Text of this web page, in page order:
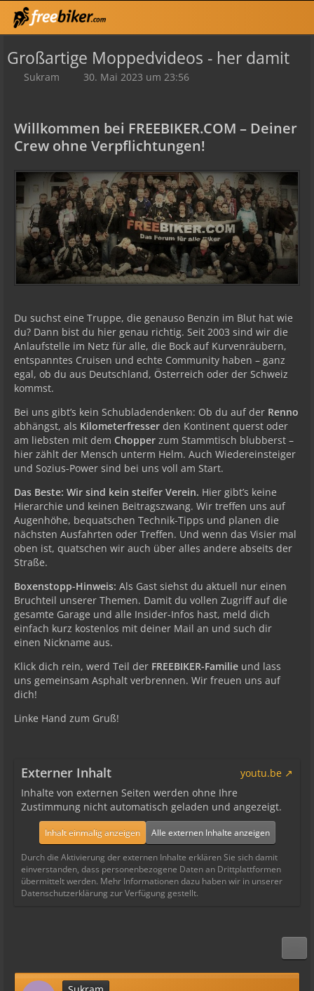
Großartige Moppedvideos - her damit
Sukram 30. Mai 2023 um 23:56
Willkommen bei FREEBIKER.COM – Deiner
Crew ohne Verpflichtungen!
Du suchst eine Truppe, die genauso Benzin im Blut hat wie
du? Dann bist du hier genau richtig. Seit 2003 sind wir die
Anlaufstelle im Netz für alle, die Bock auf Kurvenräubern,
entspanntes Cruisen und echte Community haben – ganz
egal, ob du aus Deutschland, Österreich oder der Schweiz
kommst.
Bei uns gibt’s kein Schubladendenken: Ob du auf der Renno
abhängst, als Kilometerfresser den Kontinent querst oder
am liebsten mit dem Chopper zum Stammtisch blubberst –
hier zählt der Mensch unterm Helm. Auch Wiedereinsteiger
und Sozius-Power sind bei uns voll am Start.
Das Beste: Wir sind kein steifer Verein. Hier gibt’s keine
Hierarchie und keinen Beitragszwang. Wir treffen uns auf
Augenhöhe, bequatschen Technik-Tipps und planen die
nächsten Ausfahrten oder Treffen. Und wenn das Visier mal
oben ist, quatschen wir auch über alles andere abseits der
Straße.
Boxenstopp-Hinweis: Als Gast siehst du aktuell nur einen
Bruchteil unserer Themen. Damit du vollen Zugriff auf die
gesamte Garage und alle Insider-Infos hast, meld dich
einfach kurz kostenlos mit deiner Mail an und such dir
einen Nickname aus.
Klick dich rein, werd Teil der FREEBIKER-Familie und lass
uns gemeinsam Asphalt verbrennen. Wir freuen uns auf
dich!
Linke Hand zum Gruß!
Externer Inhalt
youtu.be
Inhalte von externen Seiten werden ohne Ihre
Zustimmung nicht automatisch geladen und angezeigt.
Inhalt einmalig anzeigen Alle externen Inhalte anzeigen
Durch die Aktivierung der externen Inhalte erklären Sie sich damit
einverstanden, dass personenbezogene Daten an Drittplattformen
übermittelt werden. Mehr Informationen dazu haben wir in unserer
Datenschutzerklärung zur Verfügung gestellt.